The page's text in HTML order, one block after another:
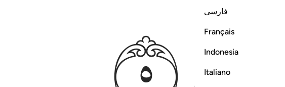
فارسی
Français
Indonesia
Italiano